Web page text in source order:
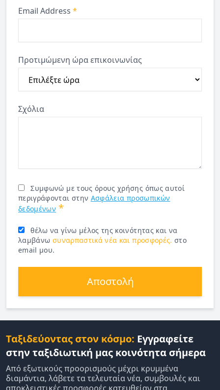
Email Address *
Προτιμώμενη ώρα επικοινωνίας
Σχόλια
Συμφωνώ με τους όρους χρήσης όπως αυτοί
περιγράφονται στην Ασφάλεια προσωπικών
δεδομένων *
θέλω να γίνω μέλος της κοινότητας και να
λαμβάνω συναρπαστικά νέα και προσφορές. στο
email μου.
Αποστολή
Ταξιδεύοντας στον κόσμο: Εγγραφείτε
στην ταξιδιωτική μας κοινότητα σήμερα
Από εξωτικούς προορισμούς μέχρι κρυμμένα
διαμάντια, λάβετε τα τελευταία νέα, συμβουλές και